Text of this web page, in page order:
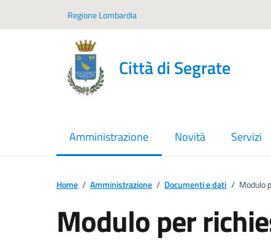
Regione Lombardia
Città di Segrate
Amministrazione
menu selezionato Novità Servizi
Home / Amministrazione / Documenti e dati / Modulo
Modulo per